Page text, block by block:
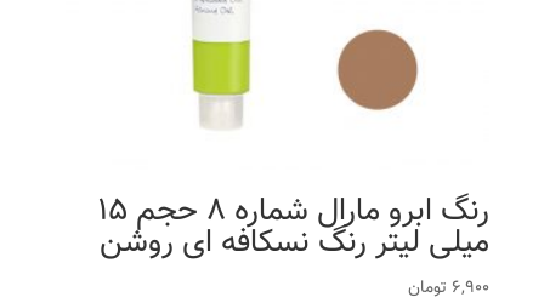
رنگ ابرو مارال شماره 8 حجم 15
میلی لیتر رنگ نسکافه ای روشن
6,900 تومان